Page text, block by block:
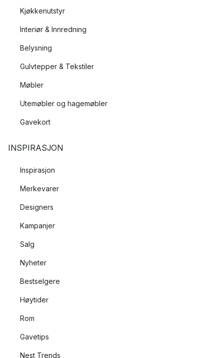
Kjøkkenutstyr
Interiør & Innredning
Belysning
Gulvtepper & Tekstiler
Møbler
Utemøbler og hagemøbler
Gavekort
INSPIRASJON
Inspirasjon
Merkevarer
Designers
Kampanjer
Salg
Nyheter
Bestselgere
Høytider
Rom
Gavetips
Nest Trends